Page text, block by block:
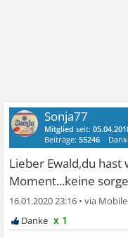
Sonja77
Mitglied seit:
Beiträge:55246
Lieber Ewald,du
Moment...keine
16.01.2020 23:16 •
x 1